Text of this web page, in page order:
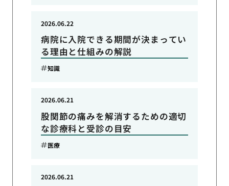
病院に入院できる期間が決まってい
る理由と仕組みの解説
2026.06.22
知識
股関節の痛みを解消するための適切
な診療科と受診の目安
2026.06.21
医療
2026.06.21